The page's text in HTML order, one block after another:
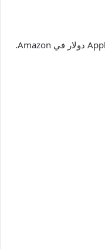
يبلغ M3 MacBook Air الجديد من Apple 300 دولار في Amazon.